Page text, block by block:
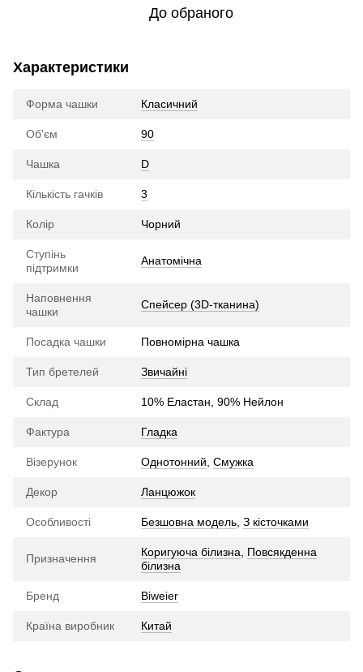
До обраного
Характеристики
Форма чашки Класичний
Об'єм 90
Чашка D
Кількість гачків 3
Колір Чорний
Ступінь
підтримки
Анатомічна
Наповнення
чашки
Спейсер (3D-тканина)
Посадка чашки Повномірна чашка
Тип бретелей Звичайні
Склад 10% Еластан, 90% Нейлон
Фактура Гладка
Візерунок Однотонний Смужка
Декор Ланцюжок
Особливості Безшовна модель З кісточками
Призначення Коригуюча білизна
Повсякденна
білизна
Бренд Biweier
Країна виробник Китай